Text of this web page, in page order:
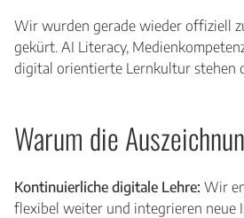
Wir wurden gerade wieder offiziell
gekürt. AI Literacy,
digital orientierte Lernkultur stehen
Warum die
Kontinuierliche digitale Lehre: Wir
flexibel weiter und integrieren neue